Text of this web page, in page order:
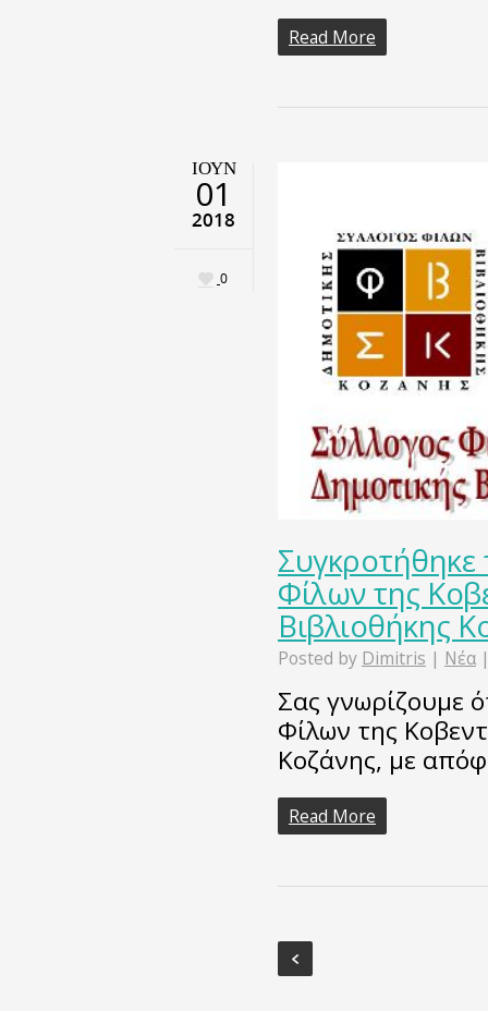
Read More
ΙΟΎΝ
01
2018
0
Συγκροτήθηκε
Φίλων της
Βιβλιοθήκης
Posted by Dimitris | Νέα
Σας γνωρίζουμε
Φίλων της
Κοζάνης, με
Read More